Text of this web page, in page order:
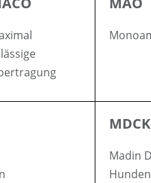
MDCK
Madin